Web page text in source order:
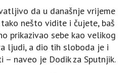
da u današnje vrijeme
nešto vidite i čujete, baš
prikazivao sebe kao velikog
ljudi, a dio tih sloboda je i
naveo je Dodik za Sputnjik.